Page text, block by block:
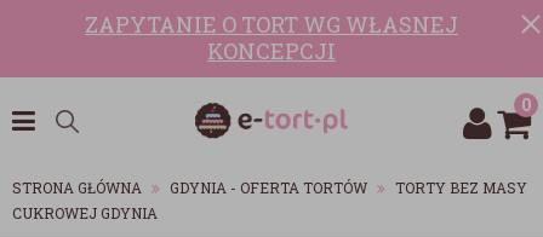
ZAPYTANIE O TORT WG WŁASNEJ
KONCEPCJI
0
STRONA GŁÓWNA GDYNIA - OFERTA TORTÓW
TORTY BEZ MASY
CUKROWEJ GDYNIA